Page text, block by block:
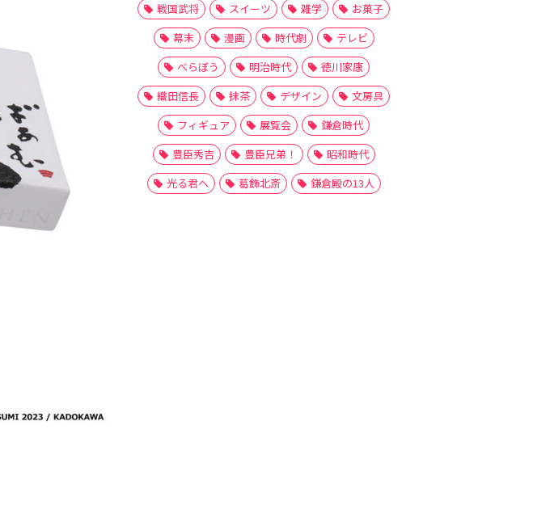
戦国武将
スイーツ 雑学
お菓子
幕末
漫画 時代劇
テレビ
べらぼう
明治時代
徳川家康
織田信長
抹茶 デザイン
文房具
フィギュア
展覧会
鎌倉時代
豊臣秀吉
豊臣兄弟！
昭和時代
光る君へ
葛飾北斎 鎌倉殿の13人